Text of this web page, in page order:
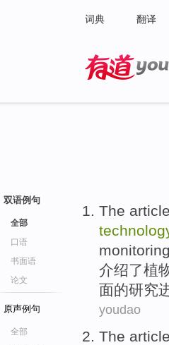
词典 翻译
双语例句
全部
口语
书面语
论文
原声例句
全部
The
monitoring
介绍了植
面的研究
youdao
The